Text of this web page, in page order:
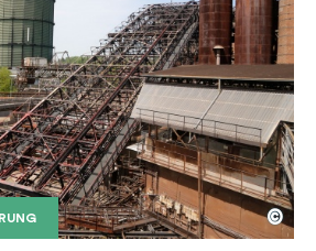
der Völklinger Hütte mit
Völklinger Hütte | Karl
©